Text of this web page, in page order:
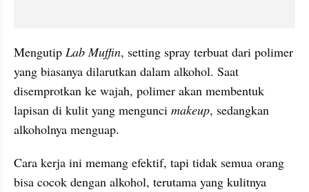
Mengutip Lab Muffin, setting spray terbuat dari polimer
yang biasanya dilarutkan dalam alkohol. Saat
disemprotkan ke wajah, polimer akan membentuk
lapisan di kulit yang mengunci makeup, sedangkan
alkoholnya menguap.
Cara kerja ini memang efektif, tapi tidak semua orang
bisa cocok dengan alkohol, terutama yang kulitnya